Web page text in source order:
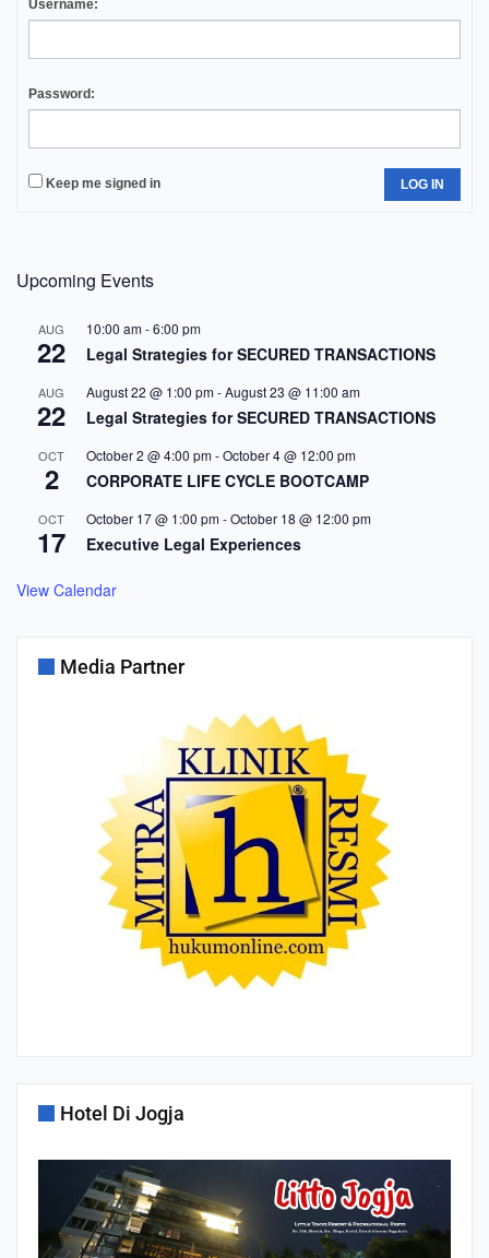
Username:
Password:
Keep me signed in LOG IN
Upcoming Events
AUG
22
10:00 am-6:00 pm
Legal Strategies for SECURED TRANSACTIONS
AUG
22
August 22 @ 1:00 pm-August 23 @ 11:00 am
Legal Strategies for SECURED TRANSACTIONS
OCT
2
October 2 @ 4:00 pm-October 4 @ 12:00 pm
CORPORATE LIFE CYCLE BOOTCAMP
OCT
17
October 17 @ 1:00 pm-October 18 @ 12:00 pm
Executive Legal Experiences
View Calendar
Media Partner
Hotel Di Jogja